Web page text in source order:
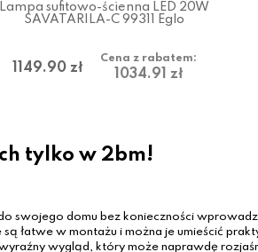
Lampa sufitowo-ścienna LED 20W
SAVATARILA-C 99311 Eglo
1149.90 zł
Cena z rabatem:
1034.91 zł
tylko w 2bm!
swojego domu bez konieczności
łatwe w montażu i można je umieścić
wygląd, który może naprawdę